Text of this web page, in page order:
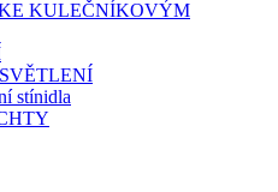
KULEČNÍKOVÝM
stínidla